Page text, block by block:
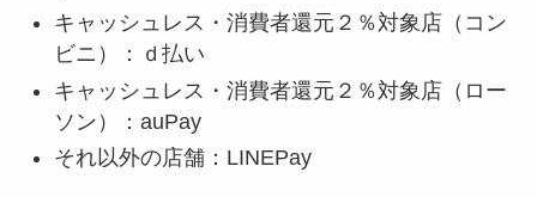
キャッシュレス・消費者還元２％対象店（コン
ビニ）：ｄ払い
キャッシュレス・消費者還元２％対象店（ロー
ソン）：auPay
それ以外の店舗：LINEPay